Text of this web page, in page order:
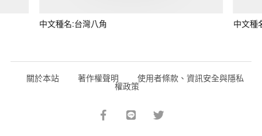
中文種名:台灣八角 中文種
關於本站 著作權聲明 使用者條款、資訊安全與隱私
權政策